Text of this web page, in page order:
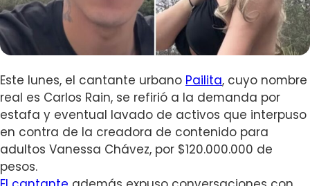
Este lunes, el cantante urbano Pailita, cuyo nombre
real es Carlos Rain, se refirió a la demanda por
estafa y eventual lavado de activos que interpuso
en contra de la creadora de contenido para
adultos Vanessa Chávez, por $120.000.000 de
pesos.